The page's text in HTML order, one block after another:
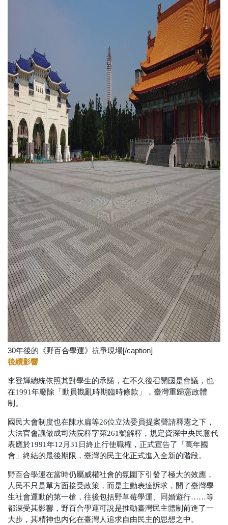
30年後的《野百合學運》抗爭現場[/caption]
後續影響
李登輝總統依照其對學生的承諾，在不久後召開國是會議，也
在1991年廢除「動員戡亂時期臨時條款」，臺灣重歸憲政體
制。
國民大會制度也在陳水扁等26位立法委員提案聲請釋憲之下，
大法官會議做成司法院釋字第261號解釋 ，規定資深中央民意代
表應於1991年12 月 31 日終止行使職權，正式宣告了「 萬年國
會 」終結的最後期限，臺灣的民主化正式進入全新的階段。
野百合學運在當時仍屬威權社會的氛圍下引發了極大的效應，
人民不只是單方面接受政策，而是主動表達訴求，開了臺灣學
生社會運動的第一槍，往後包括野草莓學運、同婚遊行……等
都深受其影響，野百合學運可說是推動臺灣民主體制前進了一
大步，其精神也內化在臺灣人追求自由民主的思想之中。